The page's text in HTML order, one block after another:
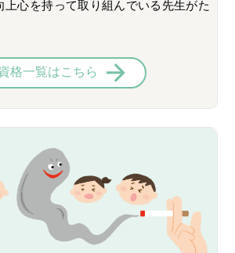
上心を持って取り組んでいる先生がた
格一覧はこちら